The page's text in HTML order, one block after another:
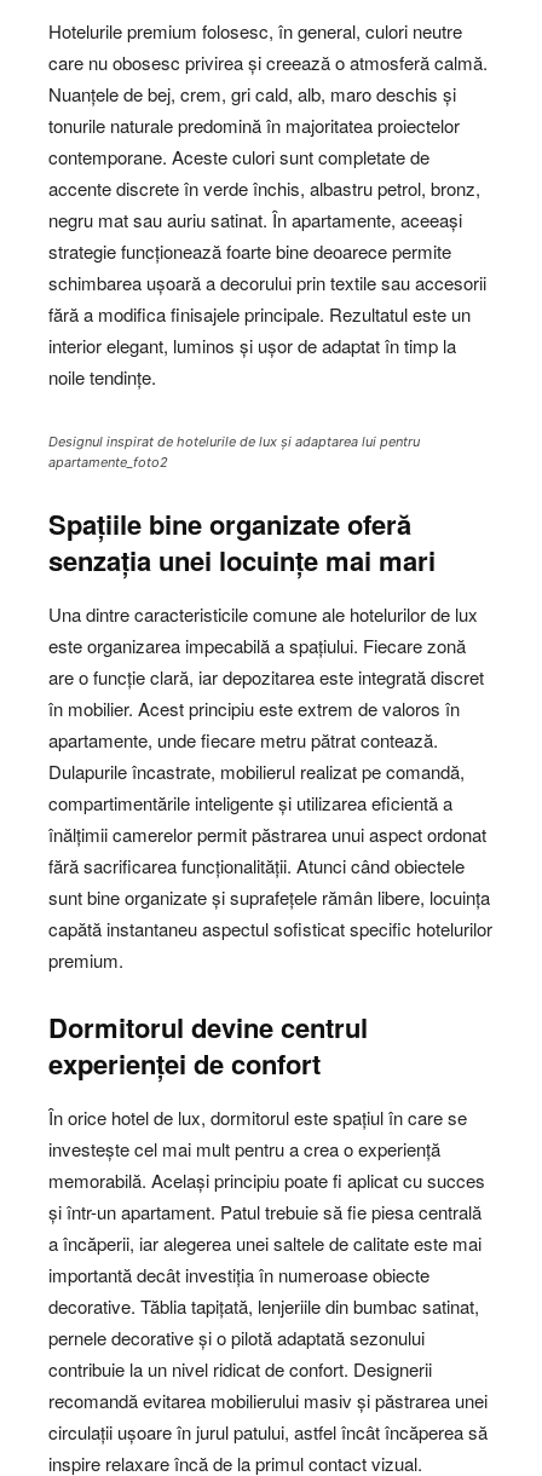
Hotelurile premium folosesc, în general, culori neutre
care nu obosesc privirea și creează o atmosferă calmă.
Nuanțele de bej, crem, gri cald, alb, maro deschis și
tonurile naturale predomină în majoritatea proiectelor
contemporane. Aceste culori sunt completate de
accente discrete în verde închis, albastru petrol, bronz,
negru mat sau auriu satinat. În apartamente, aceeași
strategie funcționează foarte bine deoarece permite
schimbarea ușoară a decorului prin textile sau accesorii
fără a modifica finisajele principale. Rezultatul este un
interior elegant, luminos și ușor de adaptat în timp la
noile tendințe.
Designul inspirat de hotelurile de lux și adaptarea lui pentru
apartamente_foto2
Spațiile bine organizate oferă
senzația unei locuințe mai mari
Una dintre caracteristicile comune ale hotelurilor de lux
este organizarea impecabilă a spațiului. Fiecare zonă
are o funcție clară, iar depozitarea este integrată discret
în mobilier. Acest principiu este extrem de valoros în
apartamente, unde fiecare metru pătrat contează.
Dulapurile încastrate, mobilierul realizat pe comandă,
compartimentările inteligente și utilizarea eficientă a
înălțimii camerelor permit păstrarea unui aspect ordonat
fără sacrificarea funcționalității. Atunci când obiectele
sunt bine organizate și suprafețele rămân libere, locuința
capătă instantaneu aspectul sofisticat specific hotelurilor
premium.
Dormitorul devine centrul
experienței de confort
În orice hotel de lux, dormitorul este spațiul în care se
investește cel mai mult pentru a crea o experiență
memorabilă. Același principiu poate fi aplicat cu succes
și într-un apartament. Patul trebuie să fie piesa centrală
a încăperii, iar alegerea unei saltele de calitate este mai
importantă decât investiția în numeroase obiecte
decorative. Tăblia tapițată, lenjeriile din bumbac satinat,
pernele decorative și o pilotă adaptată sezonului
contribuie la un nivel ridicat de confort. Designerii
recomandă evitarea mobilierului masiv și păstrarea unei
circulații ușoare în jurul patului, astfel încât încăperea să
inspire relaxare încă de la primul contact vizual.